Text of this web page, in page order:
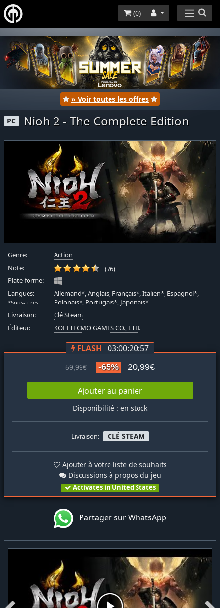
(0)
» Voir toutes les offres
PC Nioh 2 - The Complete Edition
Genre:
Action
Note:
(76)
Plate-forme:
Langues:
*Sous-titres
Allemand*, Anglais, Français*, Italien*, Espagnol*,
Polonais*, Portugais*, Japonais*
Livraison:
Clé Steam
Éditeur:
KOEI TECMO GAMES CO., LTD.
FLASH 03:00:20:56
59,99€ -65% 20,99€
Ajouter au panier
Disponibilité : en stock
Livraison: CLÉ STEAM
Ajouter à votre liste de souhaits
Discussions à propos du jeu
Activates in United States
Partager sur WhatsApp